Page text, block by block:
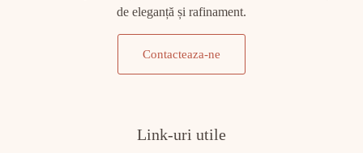
de eleganță și rafinament.
Contacteaza-ne
Link-uri utile